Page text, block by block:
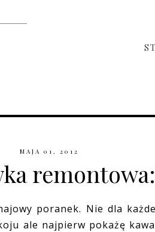
MAJA 01, 2012
poranek. Nie dla
ale najpierw pokażę